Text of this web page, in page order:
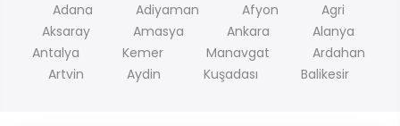
Adana Adiyaman Afyon
Agri
Aksaray
Amasya Ankara
Alanya
Antalya
Kemer Manavgat
Ardahan
Artvin
Aydin Kuşadası Balikesir